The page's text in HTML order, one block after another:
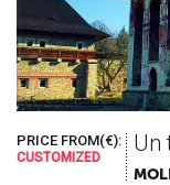
PRICE FROM(€):
CUSTOMIZED